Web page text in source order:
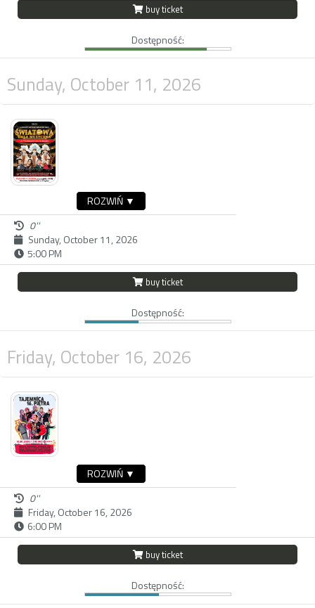
buy ticket
Dostępność:
Sunday, October 11, 2026
ROZWIŃ ▼
0''
Sunday, October 11, 2026
5:00 PM
buy ticket
Dostępność:
Friday, October 16, 2026
ROZWIŃ ▼
0''
Friday, October 16, 2026
6:00 PM
buy ticket
Dostępność: